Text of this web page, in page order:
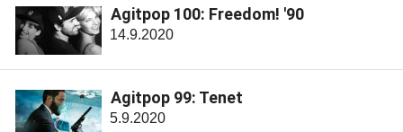
Agitpop 100: Freedom! '90
14.9.2020
Agitpop 99: Tenet
5.9.2020